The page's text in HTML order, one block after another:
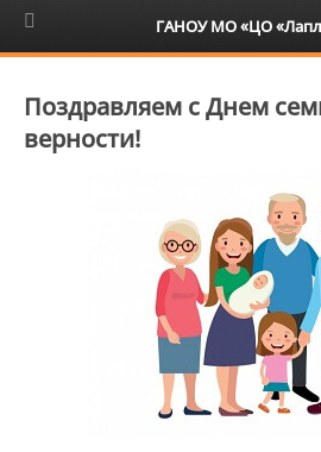
6+
Поздравляем с Днем
верности!
ГАНОУ МО «ЦО